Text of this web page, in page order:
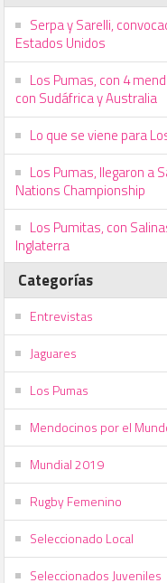
Serpa y Sarelli,
Estados Unidos
Los Pumas, con 4
con Sudáfrica y Australia
Lo que se viene para
Los Pumas, llegaron a
Nations Championship
Los Pumitas, con
Inglaterra
Categorías
Entrevistas
Jaguares
Los Pumas
Mendocinos por el
Mundial 2019
Rugby Femenino
Seleccionado Local
Seleccionados Juveniles